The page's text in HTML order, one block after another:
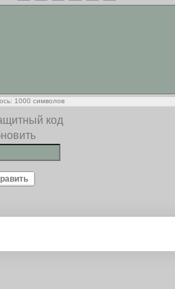
1000 символов